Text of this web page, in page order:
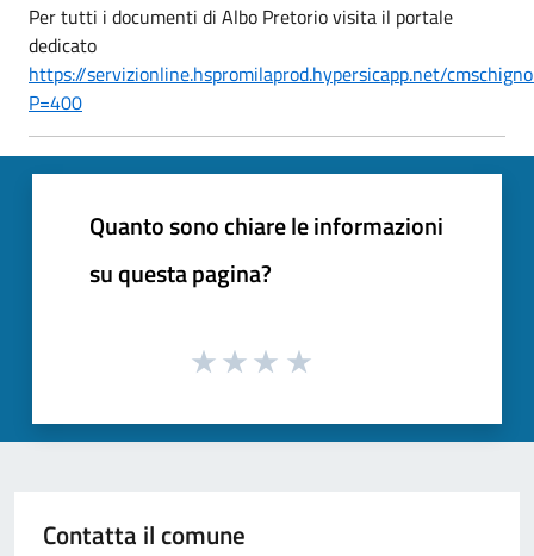
Per tutti i documenti di Albo Pretorio visita il portale
dedicato
https://servizionline.hspromilaprod.hypersicapp.net/
P=400
Quanto sono chiare le informazioni
su questa pagina?
Contatta il comune